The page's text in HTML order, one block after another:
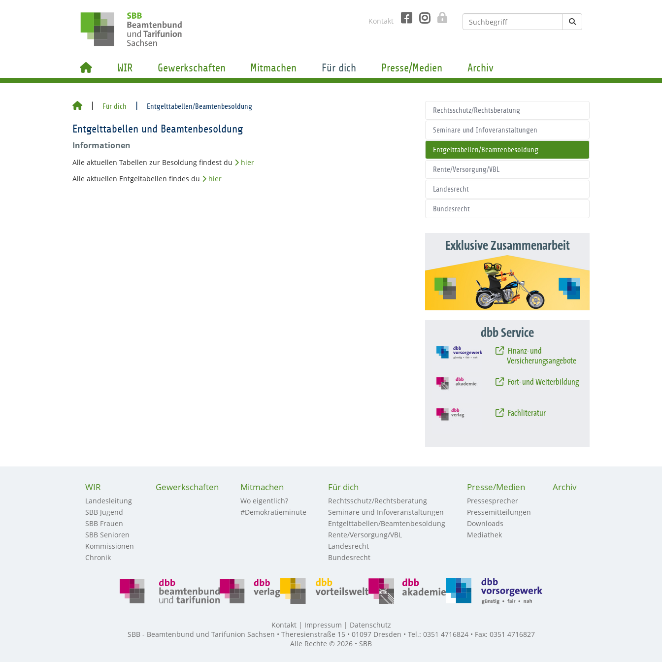
Kontakt
WIR Gewerkschaften Mitmachen Für dich Presse/Medien Archiv
Für dich Entgelttabellen/Beamtenbesoldung
Entgelttabellen und Beamtenbesoldung
Informationen
Alle aktuellen Tabellen zur Besoldung findest du
hier
Alle aktuellen Entgeltabellen findes du
hier
Rechtsschutz/Rechtsberatung
Seminare und Infoveranstaltungen
Entgelttabellen/Beamtenbesoldung
Rente/Versorgung/VBL
Landesrecht
Bundesrecht
Exklusive Zusammenarbeit
dbb Service
Finanz- und
Versicherungsangebote
Fort- und Weiterbildung
Fachliteratur
WIR
Landesleitung
SBB Jugend
SBB Frauen
SBB Senioren
Kommissionen
Chronik
Gewerkschaften Mitmachen
Wo eigentlich?
#Demokratieminute
Für dich
Rechtsschutz/Rechtsberatung
Seminare und Infoveranstaltungen
Entgelttabellen/Beamtenbesoldung
Rente/Versorgung/VBL
Landesrecht
Bundesrecht
Presse/Medien
Pressesprecher
Pressemitteilungen
Downloads
Mediathek
Archiv
Kontakt Impressum
Datenschutz
SBB - Beamtenbund und Tarifunion Sachsen • Theresienstraße 15 • 01097 Dresden • Tel.: 0351 4716824 • Fax: 0351 4716827
Alle Rechte © 2026 • SBB